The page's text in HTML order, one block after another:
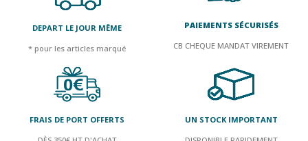
DEPART LE JOUR MÊME
* pour les articles marqué
PAIEMENTS SÉCURISÉS
CB CHEQUE MANDAT VIREMENT
FRAIS DE PORT OFFERTS
UN STOCK IMPORTANT